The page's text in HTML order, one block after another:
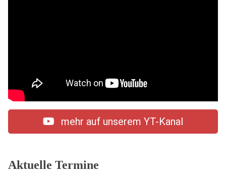
mehr auf unserem YT-Kanal
Aktuelle Termine